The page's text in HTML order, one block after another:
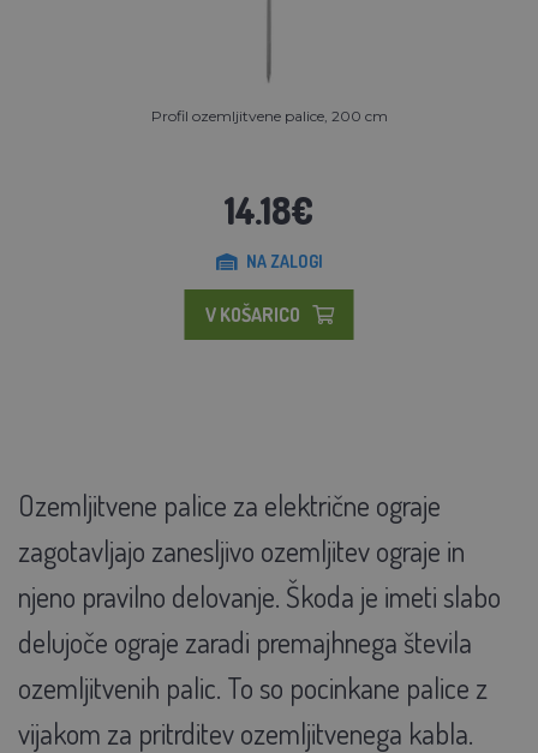
Profil ozemljitvene palice, 200 cm
14.18€
NA ZALOGI
V KOŠARICO
Ozemljitvene palice za električne ograje
zagotavljajo zanesljivo ozemljitev ograje in
njeno pravilno delovanje. Škoda je imeti slabo
delujoče ograje zaradi premajhnega števila
ozemljitvenih palic. To so pocinkane palice z
vijakom za pritrditev ozemljitvenega kabla.